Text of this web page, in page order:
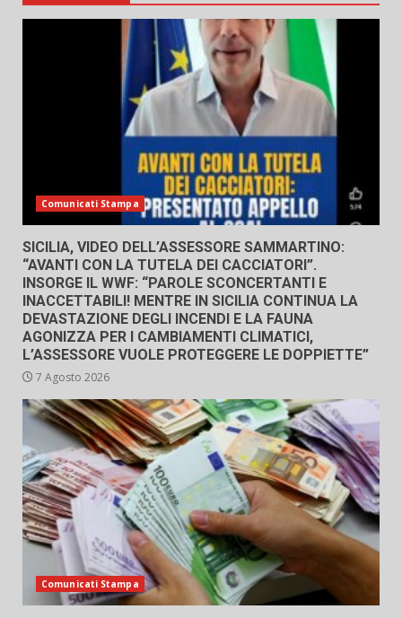
Comunicati Stampa
SICILIA, VIDEO DELL’ASSESSORE SAMMARTINO:
“AVANTI CON LA TUTELA DEI CACCIATORI”.
INSORGE IL WWF: “PAROLE SCONCERTANTI E
INACCETTABILI! MENTRE IN SICILIA CONTINUA LA
DEVASTAZIONE DEGLI INCENDI E LA FAUNA
AGONIZZA PER I CAMBIAMENTI CLIMATICI,
L’ASSESSORE VUOLE PROTEGGERE LE DOPPIETTE”
7 Agosto 2026
Comunicati Stampa